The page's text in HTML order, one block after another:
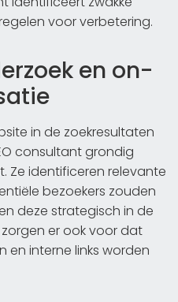
voor verbetering.
en on-
in de zoekresultaten
consultant grondig
Ze identificeren relevante
bezoekers zouden
deze strategisch in de
er ook voor dat
en interne links worden